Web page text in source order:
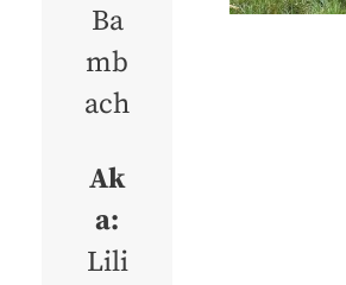
Ba
mb
ach
Ak
a:
Lili